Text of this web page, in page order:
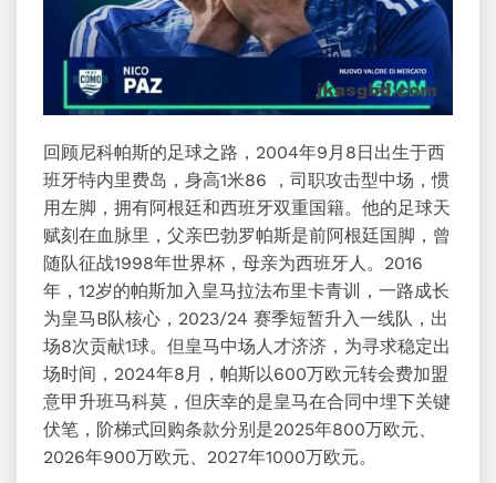
回顾尼科帕斯的足球之路，2004年9月8日出生于西
班牙特内里费岛，身高1米86 ，司职攻击型中场，惯
用左脚，拥有阿根廷和西班牙双重国籍。他的足球天
赋刻在血脉里，父亲巴勃罗帕斯是前阿根廷国脚，曾
随队征战1998年世界杯，母亲为西班牙人。2016
年，12岁的帕斯加入皇马拉法布里卡青训，一路成长
为皇马B队核心，2023/24 赛季短暂升入一线队，出
场8次贡献1球。但皇马中场人才济济，为寻求稳定出
场时间，2024年8月，帕斯以600万欧元转会费加盟
意甲升班马科莫，但庆幸的是皇马在合同中埋下关键
伏笔，阶梯式回购条款分别是2025年800万欧元、
2026年900万欧元、2027年1000万欧元。